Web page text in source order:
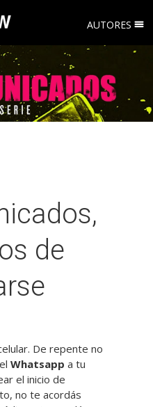
AUTORES
de
De repente no
Whatsapp a tu
el inicio de
no te acordás